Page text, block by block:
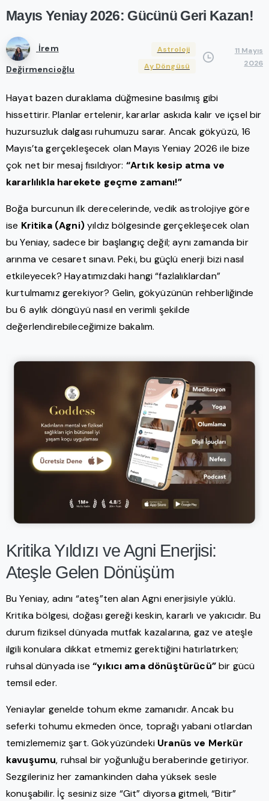
Mayıs Yeniay 2026: Gücünü Geri Kazan!
İrem
Değirmencioğlu
Astroloji
Ay Döngüsü
11 Mayıs
2026
Hayat bazen duraklama düğmesine basılmış gibi
hissettirir. Planlar ertelenir, kararlar askıda kalır ve içsel bir
huzursuzluk dalgası ruhumuzu sarar. Ancak gökyüzü, 16
Mayıs’ta gerçekleşecek olan Mayıs Yeniay 2026 ile bize
çok net bir mesaj fısıldıyor: “Artık kesip atma ve
kararlılıkla harekete geçme zamanı!”
Boğa burcunun ilk derecelerinde, vedik astrolojiye göre
ise Kritika (Agni)yıldız bölgesinde gerçekleşecek olan
bu Yeniay, sadece bir başlangıç değil; aynı zamanda bir
arınma ve cesaret sınavı. Peki, bu güçlü enerji bizi nasıl
etkileyecek? Hayatımızdaki hangi “fazlalıklardan”
kurtulmamız gerekiyor? Gelin, gökyüzünün rehberliğinde
bu 6 aylık döngüyü nasıl en verimli şekilde
değerlendirebileceğimize bakalım.
Kritika Yıldızı ve Agni Enerjisi:
Ateşle Gelen Dönüşüm
Bu Yeniay, adını “ateş”ten alan Agni enerjisiyle yüklü.
Kritika bölgesi, doğası gereği keskin, kararlı ve yakıcıdır. Bu
durum fiziksel dünyada mutfak kazalarına, gaz ve ateşle
ilgili konulara dikkat etmemiz gerektiğini hatırlatırken;
ruhsal dünyada ise“yıkıcı ama dönüştürücü”bir gücü
temsil eder.
Yeniaylar genelde tohum ekme zamanıdır. Ancak bu
seferki tohumu ekmeden önce, toprağı yabani otlardan
temizlememiz şart. Gökyüzündeki Uranüs ve Merkür
kavuşumu, ruhsal bir yoğunluğu beraberinde getiriyor.
Sezgileriniz her zamankinden daha yüksek sesle
konuşabilir. İç sesiniz size “Git” diyorsa gitmeli, “Bitir”